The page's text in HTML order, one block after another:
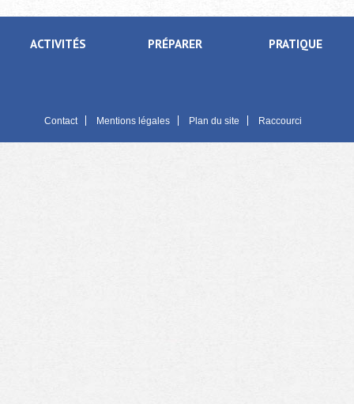
ACTIVITÉS PRÉPARER PRATIQUE
Contact Mentions légales Plan du site Raccourci